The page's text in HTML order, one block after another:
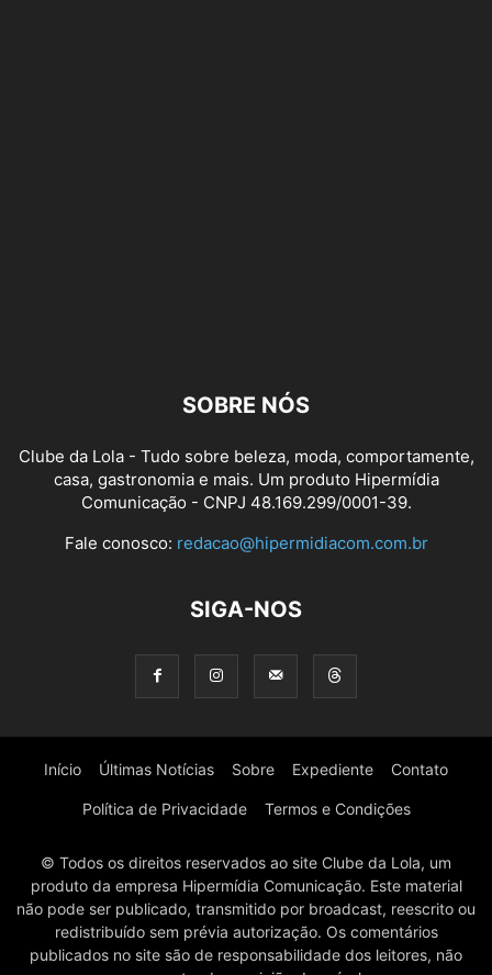
SOBRE NÓS
Clube da Lola - Tudo sobre beleza, moda, comportamente,
casa, gastronomia e mais. Um produto Hipermídia
Comunicação - CNPJ 48.169.299/0001-39.
Fale conosco: redacao@hipermidiacom.com.br
SIGA-NOS
Início Últimas Notícias Sobre Expediente Contato
Política de Privacidade Termos e Condições
© Todos os direitos reservados ao site Clube da Lola, um
produto da empresa Hipermídia Comunicação. Este material
não pode ser publicado, transmitido por broadcast, reescrito ou
redistribuído sem prévia autorização. Os comentários
publicados no site são de responsabilidade dos leitores, não